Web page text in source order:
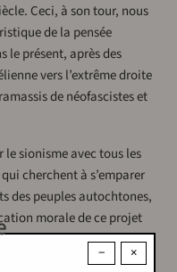
Ceci, à son tour, nous
de la pensée
le présent, après des
vers l’extrême droite
de néofascistes et
sionisme avec tous les
cherchent à s’emparer
des peuples autochtones,
morale de ce projet
l’humanité des gens
au statut de×
−